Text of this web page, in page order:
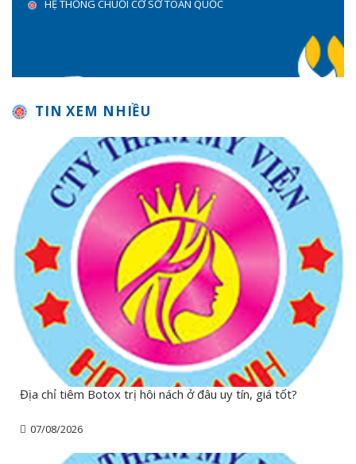
HỆ THỐNG CHUỖI CƠ SỞ TOÀN QUỐC
TIN XEM NHIỀU
Địa chỉ tiêm Botox trị hôi nách ở đâu uy tín, giá tốt?
07/08/2026